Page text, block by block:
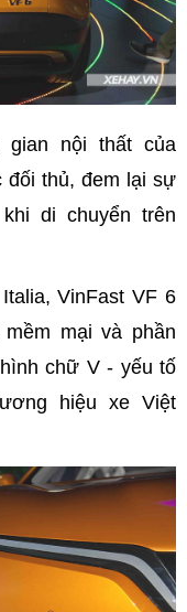
nội thất của
đối thủ, đem lại sự
di chuyển trên
VinFast VF 6
mại và phần
chữ V - yếu tố
hiệu xe Việt